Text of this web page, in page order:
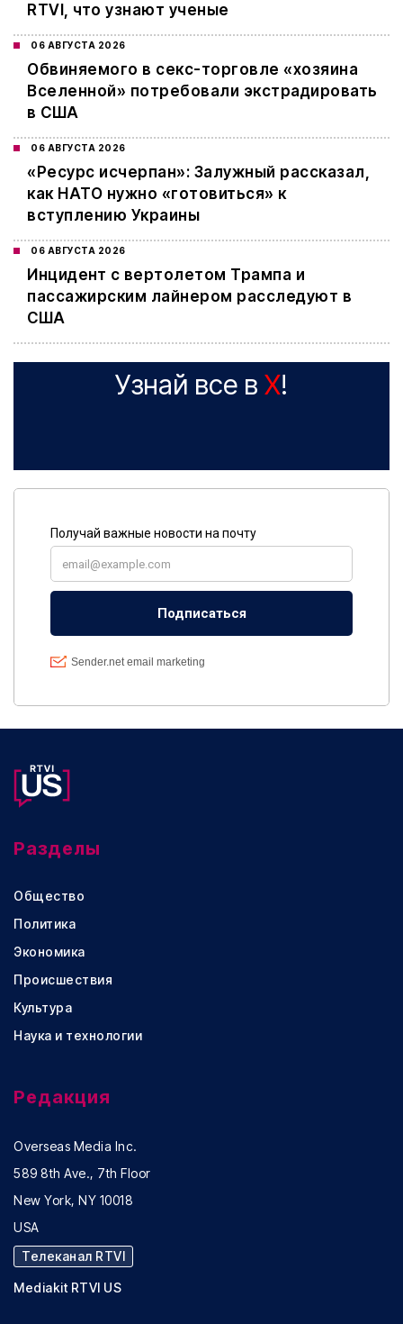
RTVI, что узнают ученые
06 АВГУСТА 2026
Обвиняемого в секс-торговле «хозяина
Вселенной» потребовали экстрадировать
в США
06 АВГУСТА 2026
«Ресурс исчерпан»: Залужный рассказал,
как НАТО нужно «готовиться» к
вступлению Украины
06 АВГУСТА 2026
Инцидент с вертолетом Трампа и
пассажирским лайнером расследуют в
США
Узнай все в X!
Разделы
Общество
Политика
Экономика
Происшествия
Культура
Наука и технологии
Редакция
Overseas Media Inc.
589 8th Ave., 7th Floor
New York, NY 10018
USA
Телеканал RTVI
Mediakit RTVI US